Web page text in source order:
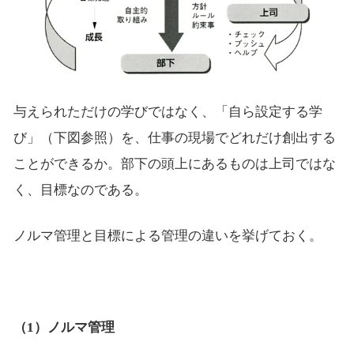
与えられただけの学びではなく、「自ら設定する学
び」（下図参照）を、仕事の現場でどれだけ創出する
ことができるか。部下の頭上にあるものは上司ではな
く、目標なのである。
ノルマ管理と目標による管理の違いを挙げておく。
（1）ノルマ管理